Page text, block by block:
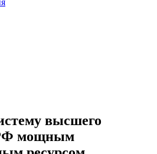
высшего
РФ мощным